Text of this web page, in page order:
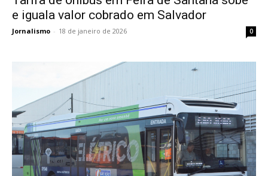
e iguala valor cobrado em Salvador
Jornalismo - 18 de janeiro de 2026 0